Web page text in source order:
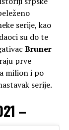
serije, kao
su do te
Bruner
prve
milion i po
serije.
–